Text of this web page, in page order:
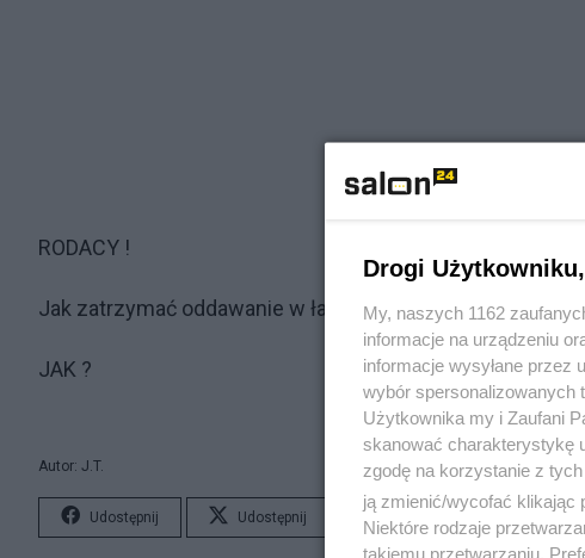
RODACY !
Jak zatrzymać oddawanie w łapy potomków Hitlera
JAK ?
Autor: J.T.
Udostępnij Udostępnij Skomentuj
Drogi Użytkowniku,
My, naszych 1162
informacje na urządzeniu
informacje wysyłane przez
wybór spersonalizowanych
Użytkownika my i Zaufani
skanować charakterystykę
zgodę na korzystanie z
ją zmienić/wycofać klikając
Niektóre rodzaje
takiemu przetwarzaniu.